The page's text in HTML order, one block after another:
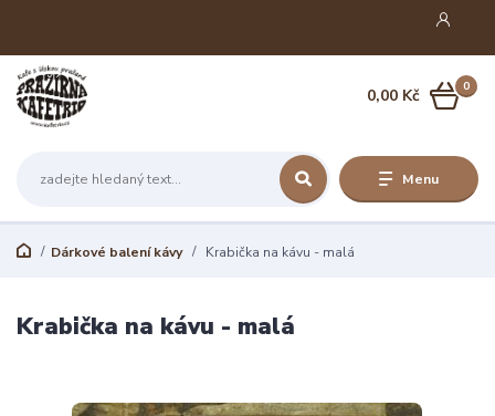
Menu
0
0,00 Kč
Dárkové balení kávy Krabička na kávu - malá
Krabička na kávu - malá